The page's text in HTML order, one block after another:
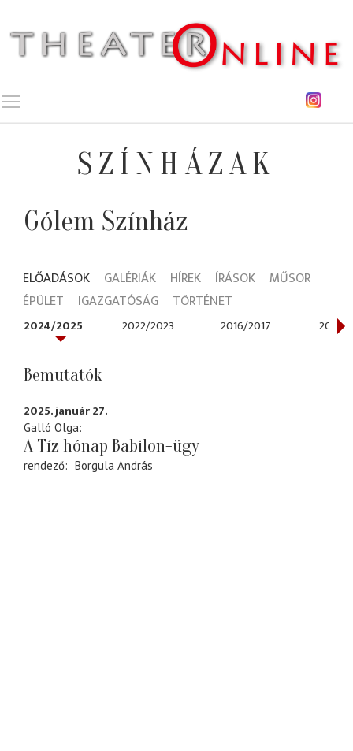
SZÍNHÁZAK
Gólem Színház
ELŐADÁSOK GALÉRIÁK HÍREK ÍRÁSOK
MŰSOR
ÉPÜLET
IGAZGATÓSÁG TÖRTÉNET
2024/2025 2022/2023 2016/2017 2014/
Bemutatók
2025. január 27.
Galló Olga
A Tíz hónap Babilon-ügy
rendező Borgula András